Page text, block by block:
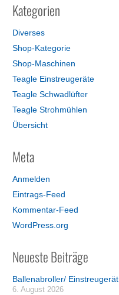
Kategorien
Diverses
Shop-Kategorie
Shop-Maschinen
Teagle Einstreugeräte
Teagle Schwadlüfter
Teagle Strohmühlen
Übersicht
Meta
Anmelden
Eintrags-Feed
Kommentar-Feed
WordPress.org
Neueste Beiträge
Ballenabroller/ Einstreugerät
6. August 2026